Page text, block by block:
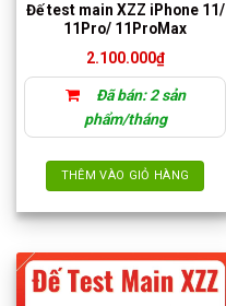
Đế test main XZZ iPhone 11/
11Pro/ 11ProMax
2.100.000₫
Đã bán: 2 sản
phẩm/tháng
THÊM VÀO GIỎ HÀNG